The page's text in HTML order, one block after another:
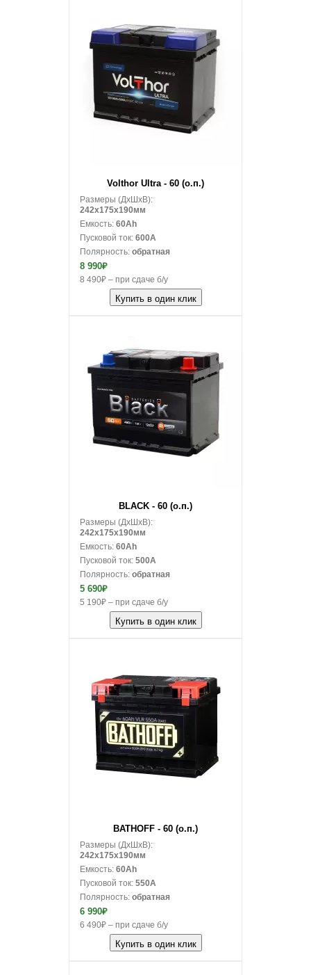
Volthor Ultra - 60 (о.п.)
Размеры (ДxШxВ):
242x175x190мм
Емкость: 60Ah
Пусковой ток: 600A
Полярность: обратная
8 990₽
8 490₽ – при сдаче б/у
Купить в один клик
BLACK - 60 (о.п.)
Размеры (ДxШxВ):
242x175x190мм
Емкость: 60Ah
Пусковой ток: 500A
Полярность: обратная
5 690₽
5 190₽ – при сдаче б/у
Купить в один клик
BATHOFF - 60 (о.п.)
Размеры (ДxШxВ):
242x175x190мм
Емкость: 60Ah
Пусковой ток: 550A
Полярность: обратная
6 990₽
6 490₽ – при сдаче б/у
Купить в один клик